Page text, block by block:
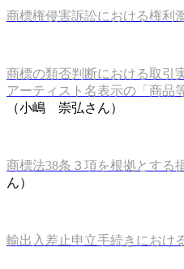
商標権侵害訴訟における権利
商標の類否判断における取引
アーティスト名表示の「商品
（小嶋 崇弘さん）
商標法38条３項を根拠とする
ん）
輸出入差止申立手続きにおけ